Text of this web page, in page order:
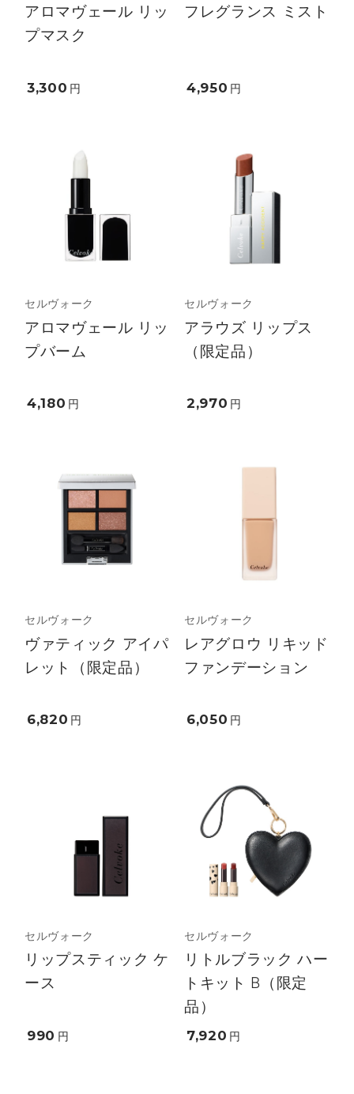
アロマヴェール リッ
プマスク
3,300 円
フレグランス ミスト
4,950 円
セルヴォーク
アロマヴェール リッ
プバーム
4,180 円
セルヴォーク
アラウズ リップス
（限定品）
2,970 円
セルヴォーク
ヴァティック アイパ
レット（限定品）
6,820 円
セルヴォーク
レアグロウ リキッド
ファンデーション
6,050 円
セルヴォーク
リップスティック ケ
ース
990 円
セルヴォーク
リトルブラック ハー
トキット B（限定
品）
7,920 円